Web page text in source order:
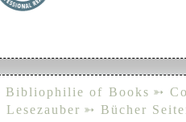
Bibliophilie of Books ➳
➳ Bücher